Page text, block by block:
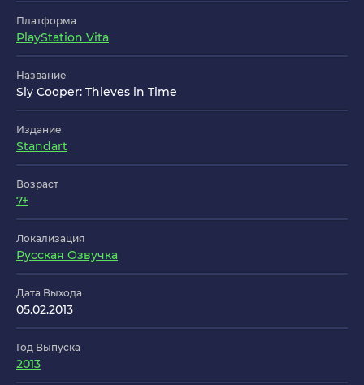
Платформа
PlayStation Vita
Название
Sly Cooper: Thieves in Time
Издание
Standart
Возраст
7+
Локализация
Русская Озвучка
Дата Выхода
05.02.2013
Год Выпуска
2013